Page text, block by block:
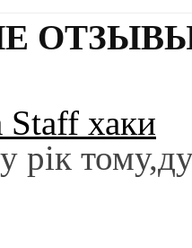
Staff хаки
рік